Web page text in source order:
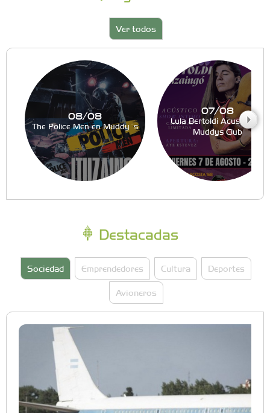
Ver todos
08/08
The Police Men en Muddy´s
07/08
Lula Bertoldi Acustico en
Muddys Club
Destacadas
Sociedad Emprendedores Cultura Deportes
Avioneros